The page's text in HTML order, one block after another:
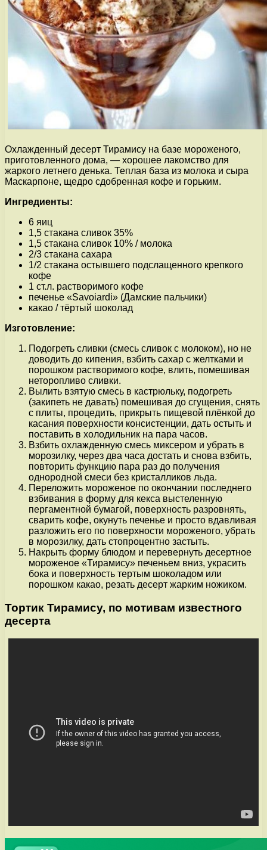
Охлажденный десерт Тирамису на базе мороженого,
приготовленного дома, — хорошее лакомство для
жаркого летнего денька. Теплая база из молока и сыра
Маскарпоне, щедро сдобренная кофе и горьким.
Ингредиенты:
6 яиц
1,5 стакана сливок 35%
1,5 стакана сливок 10% / молока
2/3 стакана сахара
1/2 стакана остывшего подслащенного крепкого
кофе
1 ст.л. растворимого кофе
печенье «Savoiardi» (Дамские пальчики)
какао / тёртый шоколад
Изготовление:
Подогреть сливки (смесь сливок с молоком), но не
доводить до кипения, взбить сахар с желтками и
порошком растворимого кофе, влить, помешивая
неторопливо сливки.
Вылить взятую смесь в кастрюльку, подогреть
(закипеть не давать) помешивая до сгущения, снять
с плиты, процедить, прикрыть пищевой плёнкой до
касания поверхности консистенции, дать остыть и
поставить в холодильник на пара часов.
Взбить охлажденную смесь миксером и убрать в
морозилку, через два часа достать и снова взбить,
повторить функцию пара раз до получения
однородной смеси без кристалликов льда.
Переложить мороженое по окончании последнего
взбивания в форму для кекса выстеленную
пергаментной бумагой, поверхность разровнять,
сварить кофе, окунуть печенье и просто вдавливая
разложить его по поверхности мороженого, убрать
в морозилку, дать стопроцентно застыть.
Накрыть форму блюдом и перевернуть десертное
мороженое «Тирамису» печеньем вниз, украсить
бока и поверхность тертым шоколадом или
порошком какао, резать десерт жарким ножиком.
Тортик Тирамису, по мотивам известного
десерта